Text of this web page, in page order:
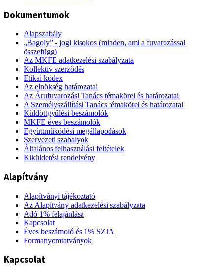
Dokumentumok
Alapszabály
„Bagoly” - jogi kisokos (minden, ami a fuvarozással
összefügg)
Az MKFE adatkezelési szabályzata
Kollektív szerződés
Etikai kódex
Az elnökség határozatai
Az Árufuvarozási Tanács témakörei és határozatai
A Személyszállítási Tanács témakörei és határozatai
Küldöttgyűlési beszámolók
MKFE éves beszámolók
Együttműködési megállapodások
Szervezeti szabályok
Általános felhasználási feltételek
Kiküldetési rendelvény
Alapítvány
Alapítványi tájékoztató
Az Alapítvány adatkezelési szabályzata
Adó 1% felajánlása
Kapcsolat
Éves beszámoló és 1% SZJA
Formanyomtatványok
Kapcsolat